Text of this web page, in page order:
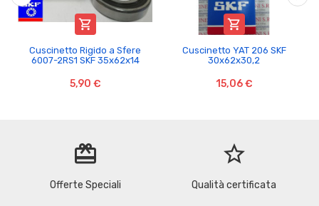

Cuscinetto Rigido a Sfere
6007-2RS1 SKF 35x62x14
5,90 €

Cuscinetto YAT 206 SKF
30x62x30,2
15,06 €
redeem
Offerte Speciali
star_border
Qualità certificata